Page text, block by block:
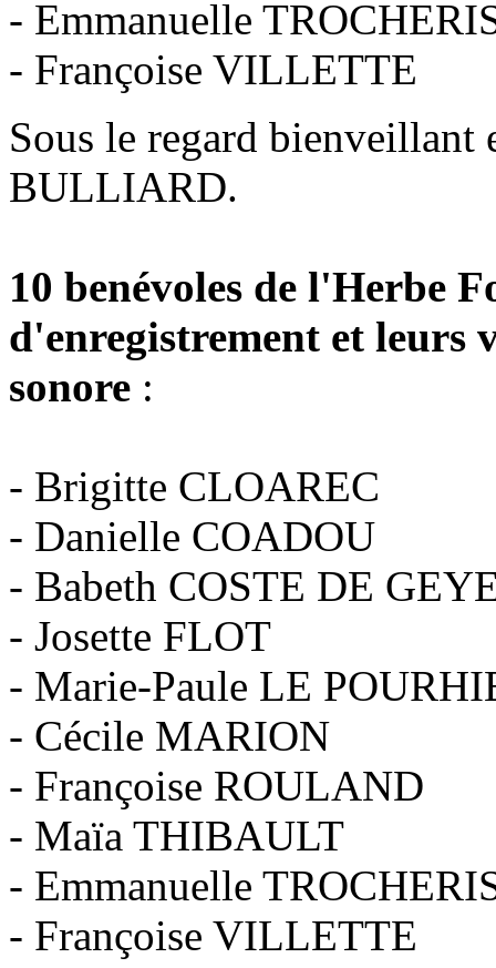
- Emmanuelle
- Françoise VILLETTE
Sous le regard bienveillant
BULLIARD.
10 benévoles de l'Herbe
d'enregistrement et leurs
sonore :
- Brigitte CLOAREC
- Danielle COADOU
- Babeth COSTE DE
- Josette FLOT
- Marie-Paule LE
- Cécile MARION
- Françoise ROULAND
- Maïa THIBAULT
- Emmanuelle
- Françoise VILLETTE